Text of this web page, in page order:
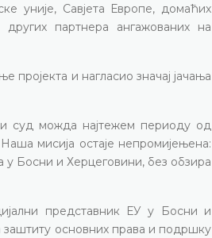
уније, Савјета Европе, домаћих
партнера ангажованих на
и нагласио значај јачања
суд можда најтежем периоду од
мисија остаје непромијењена:
Босни и Херцеговини, без обзира
представник ЕУ у Босни и
заштиту основних права и подршку